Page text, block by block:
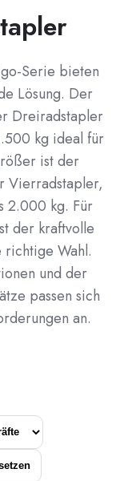
Serie bieten
Lösung. Der
Dreiradstapler
kg ideal für
ist der
Vierradstapler,
2.000 kg. Für
der kraftvolle
Wahl.
und der
passen sich
an.